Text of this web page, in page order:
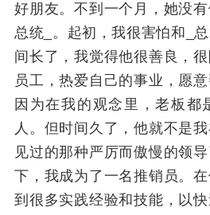
好朋友。不到一个月，她没
总统_。起初，我很害怕和_
间长了，我觉得他很善良，
员工，热爱自己的事业，愿
因为在我的观念里，老板都
人。但时间久了，他就不是
见过的那种严厉而傲慢的领
下，我成为了一名推销员。
到很多实践经验和技能，以